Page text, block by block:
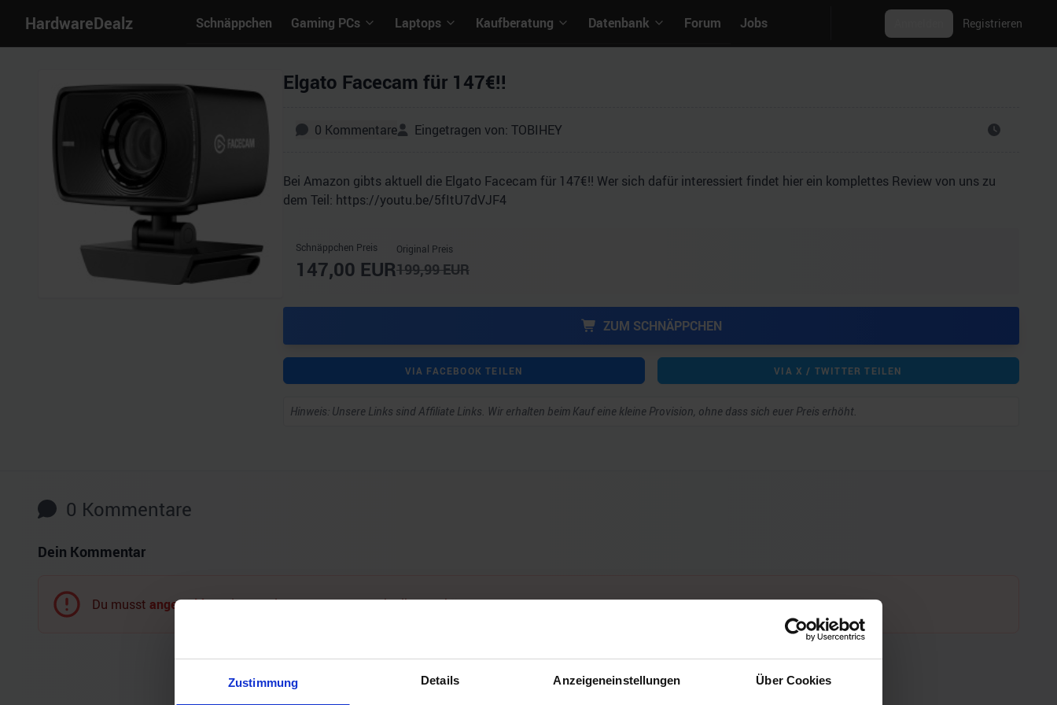
Zustimmung Details Anzeigeneinstellungen Über Cookies
HardwareDealz Schnäppchen Gaming PCs Laptops Kaufberatung Datenbank Forum Jobs Registrieren
Elgato Facecam für 147€!!
0 Kommentare Eingetragen von: TOBIHEY
Bei Amazon gibts aktuell die Elgato Facecam für 147€!! Wer sich dafür interessiert findet hier ein komplettes Review von uns zu
dem Teil: https://youtu.be/5fItU7dVJF4
Schnäppchen Preis
147,00 EUR
Original Preis
199,99EUR
ZUM SCHNÄPPCHEN
VIA FACEBOOK TEILEN VIA X / TWITTER TEILEN
Hinweis: Unsere Links sind Affiliate Links. Wir erhalten beim Kauf eine kleine Provision, ohne dass sich euer Preis erhöht.
0 Kommentare
Dein Kommentar
Du musst angemeldetsein, um einen Kommentar schreiben zu können.
Noch keine Kommentare vorhanden.